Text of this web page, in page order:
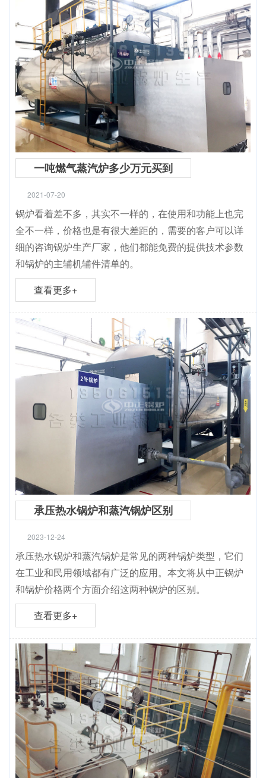
一吨燃气蒸汽炉多少万元买到
2021-07-20
锅炉看着差不多，其实不一样的，在使用和功能上也完
全不一样，价格也是有很大差距的，需要的客户可以详
细的咨询锅炉生产厂家，他们都能免费的提供技术参数
和锅炉的主辅机辅件清单的。
查看更多+
承压热水锅炉和蒸汽锅炉区别
2023-12-24
承压热水锅炉和蒸汽锅炉是常见的两种锅炉类型，它们
在工业和民用领域都有广泛的应用。本文将从中正锅炉
和锅炉价格两个方面介绍这两种锅炉的区别。
查看更多+